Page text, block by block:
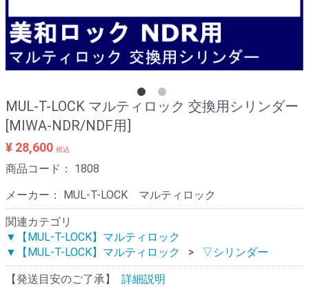
MUL-T-LOCK マルティロック 交換用シリンダー
[MIWA-NDR/NDF用]
¥ 28,600 税込
商品コード： 1808
メーカー： MUL-T-LOCK マルティロック
関連カテゴリ
▼【MUL-T-LOCK】マルティロック
▼【MUL-T-LOCK】マルティロック
▽シリンダー
【発送目安のご了承】
詳細説明